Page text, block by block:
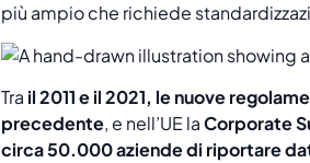
più ampio che richiede
Tra il 2011 e il 2021, le nuove
precedente, e nell’UE laCorporate
circa 50.000 aziende di riportare